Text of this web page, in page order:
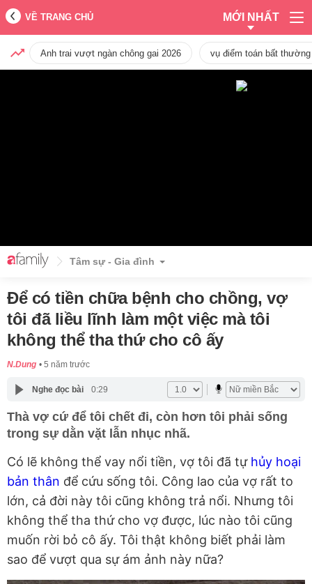
VỀ TRANG CHỦ MỚI NHẤT
Anh trai vượt ngàn chông gai 2026 vụ điểm toán bất
Tâm sự - Gia đình
Để có tiền chữa bệnh cho chồng, vợ
tôi đã liều lĩnh làm một việc mà tôi
không thể tha thứ cho cô ấy
N.Dung 5 năm trước
Nghe đọc bài 0:29
Thà vợ cứ để tôi chết đi, còn hơn tôi phải sống
trong sự dằn vặt lẫn nhục nhã.
Có lẽ không thể vay nổi tiền, vợ tôi đã tự hủy hoại
bản thân để cứu sống tôi. Công lao của vợ rất to
lớn, cả đời này tôi cũng không trả nổi. Nhưng tôi
không thể tha thứ cho vợ được, lúc nào tôi cũng
muốn rời bỏ cô ấy. Tôi thật không biết phải làm
sao để vượt qua sự ám ảnh này nữa?